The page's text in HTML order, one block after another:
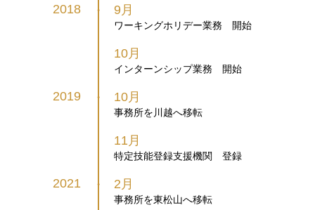
2018 ● 9月
ワーキングホリデー業務 開始
10月
インターンシップ業務 開始
2019 ● 10月
事務所を川越へ移転
11月
特定技能登録支援機関 登録
2021 ● 2月
事務所を東松山へ移転